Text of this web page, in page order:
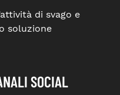
di svago e
soluzione
SOCIAL